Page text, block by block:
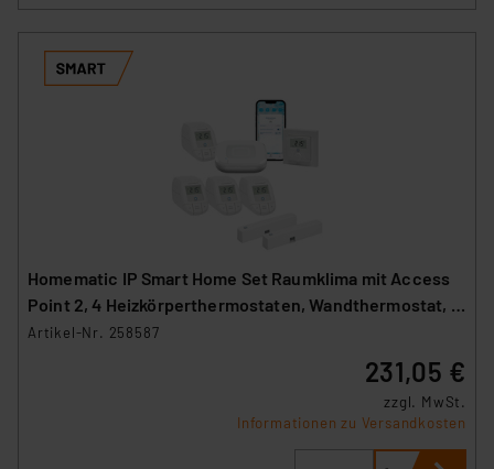
Homematic IP Smart Home Set Raumklima mit Access
Point 2, 4 Heizkörperthermostaten, Wandthermostat, 2
Fenster-Türkontakte
Artikel-Nr. 258587
231,05 €
zzgl. MwSt.
Informationen zu Versandkosten